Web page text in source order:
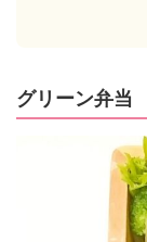
グリーン弁当